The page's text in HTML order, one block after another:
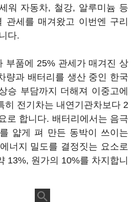
워 자동차, 철강, 알루미늄 등
관세를 매겨왔고 이번엔 구리
다.
부품에 25% 관세가 매겨진 상
량과 배터리를 생산 중인 한국
승 부담까지 더해져 이중고에
히 전기차는 내연기관차보다 2
로 합니다. 배터리에서는 음극
얇게 펴 만든 동박이 쓰이는
너지 밀도를 결정짓는 요소로
13%, 원가의 10%를 차지합니